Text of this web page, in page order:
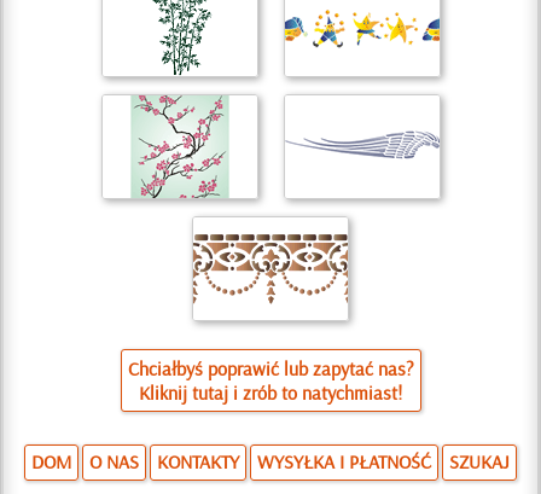
Chciałbyś poprawić lub zapytać nas?
Kliknij tutaj i zrób to natychmiast!
DOM O NAS KONTAKTY WYSYŁKA I PŁATNOŚĆ SZUKAJ